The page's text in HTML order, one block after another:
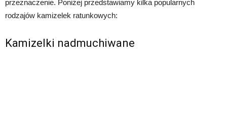
przeznaczenie. Poniżej przedstawiamy kilka popularnych
rodzajów kamizelek ratunkowych:
Kamizelki nadmuchiwane